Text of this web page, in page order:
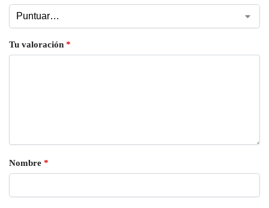
Tu valoración *
Nombre *